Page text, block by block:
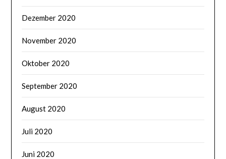
Dezember 2020
November 2020
Oktober 2020
September 2020
August 2020
Juli 2020
Juni 2020